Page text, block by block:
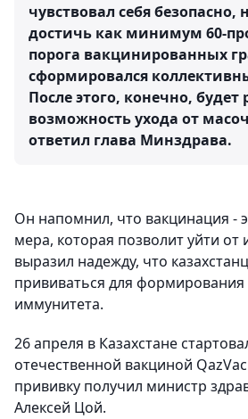
чувствовал себя
достичь как минимум 60-
порога вакцинированных
сформировался
После этого, конечно, будет
возможность ухода от
ответил глава Минздрава.
Он напомнил, что вакцинация -
мера, которая позволит уйти от
выразил надежду, что
прививаться для формирования
иммунитета.
26 апреля в Казахстане
отечественной вакциной
прививку получил министр
Алексей Цой.